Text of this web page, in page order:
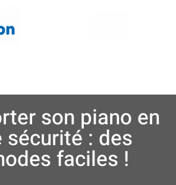
son piano en
: des
faciles !